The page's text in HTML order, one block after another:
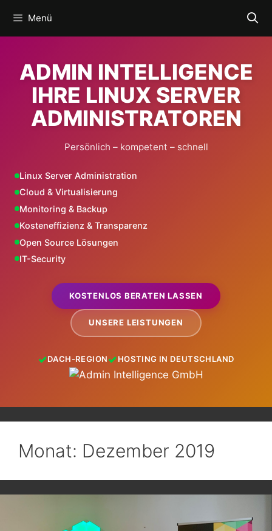
Inhalt
springen
Menü
ADMIN INTELLIGENCE
IHRE LINUX SERVER
ADMINISTRATOREN
Persönlich – kompetent – schnell
Linux Server Administration
Cloud & Virtualisierung
Monitoring & Backup
Kosteneffizienz & Transparenz
Open Source Lösungen
IT-Security
KOSTENLOS BERATEN LASSEN
UNSERE LEISTUNGEN
DACH-REGION HOSTING IN DEUTSCHLAND
Monat: Dezember 2019